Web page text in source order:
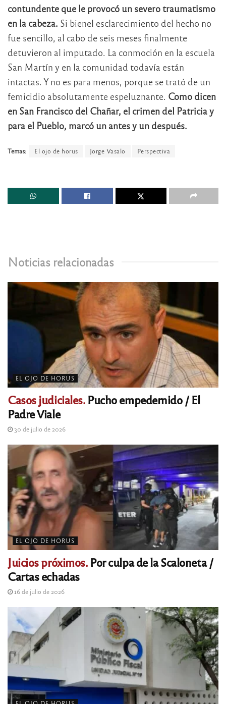
contundente que le provocó un severo traumatismo
en la cabeza. Si bienel esclarecimiento del hecho no
fue sencillo, al cabo de seis meses finalmente
detuvieron al imputado. La conmoción en la escuela
San Martín y en la comunidad todavía están
intactas. Y no es para menos, porque se trató de un
femicidio absolutamente espeluznante. Como dicen
en San Francisco del Chañar, el crimen del Patricia y
para el Pueblo, marcó un antes y un después.
Temas: El ojo de horus Jorge Vasalo Perspectiva
Noticias relacionadas
EL OJO DE HORUS
Casos judiciales.Pucho empedernido / El
Padre Viale
30 de julio de 2026
EL OJO DE HORUS
Juicios próximos.Por culpa de la Scaloneta /
Cartas echadas
16 de julio de 2026